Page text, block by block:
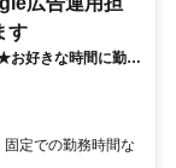
す
お好きな時間に勤務
3日からOK！／全
定での勤務時間な